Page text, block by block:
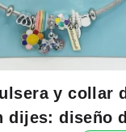
y collar
dijes: diseño